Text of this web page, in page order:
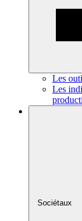
Les
Les
Sociétaux